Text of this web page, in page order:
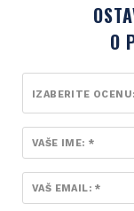
O
IZABERITE
VAŠE IME: *
VAŠ EMAIL: *